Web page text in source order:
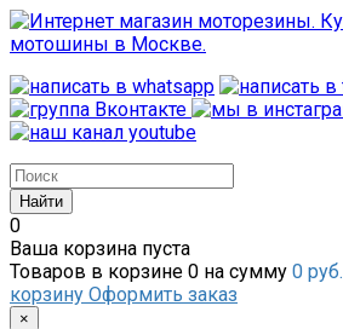
0
Ваша корзина пуста
Товаров в корзине 0 на сумму 0 руб.
корзину Оформить заказ
×